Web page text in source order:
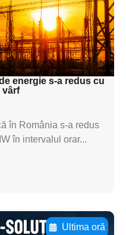
aici
energie s-a redus cu
vârf
în România s-a redus
în intervalul orar...
Ultima oră